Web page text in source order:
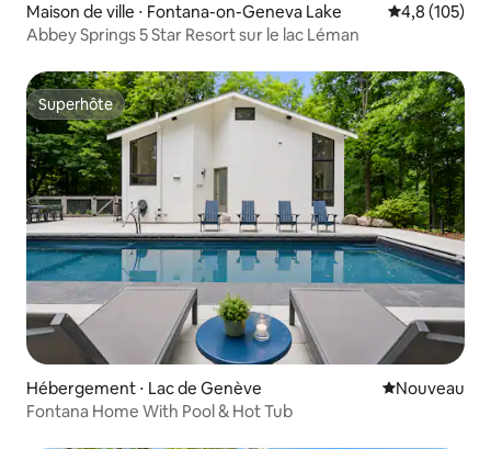
Maison de ville ⋅ Fontana-on-Geneva Lake Évaluation
4,8 (105)
Abbey Springs 5 Star Resort sur le lac Léman
Superhôte
Superhôte
Hébergement ⋅ Lac de Genève Nouvel
Nouveau
Fontana Home With Pool & Hot Tub